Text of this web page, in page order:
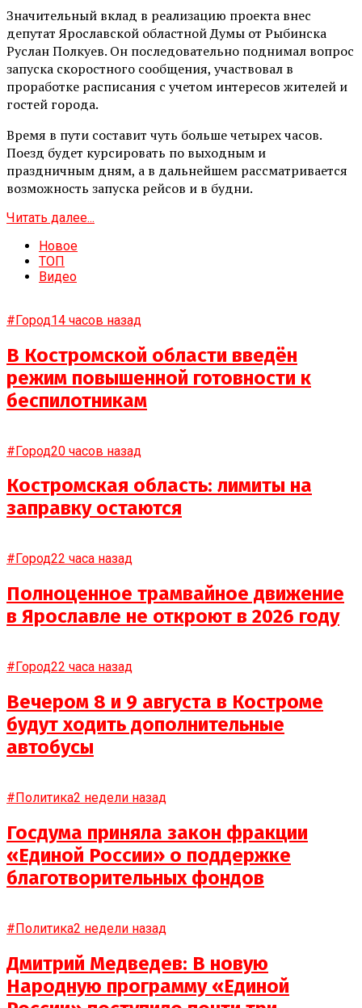
Значительный вклад в реализацию проекта внес
депутат Ярославской областной Думы от Рыбинска
Руслан Полкуев. Он последовательно поднимал вопрос
запуска скоростного сообщения, участвовал в
проработке расписания с учетом интересов жителей и
гостей города.
Время в пути составит чуть больше четырех часов.
Поезд будет курсировать по выходным и
праздничным дням, а в дальнейшем рассматривается
возможность запуска рейсов и в будни.
Читать далее...
Новое
ТОП
Видео
#Город14 часов назад
В Костромской области введён
режим повышенной готовности к
беспилотникам
#Город20 часов назад
Костромская область: лимиты на
заправку остаются
#Город22 часа назад
Полноценное трамвайное движение
в Ярославле не откроют в 2026 году
#Город22 часа назад
Вечером 8 и 9 августа в Костроме
будут ходить дополнительные
автобусы
#Политика2 недели назад
Госдума приняла закон фракции
«Единой России» о поддержке
благотворительных фондов
#Политика2 недели назад
Дмитрий Медведев: В новую
Народную программу «Единой